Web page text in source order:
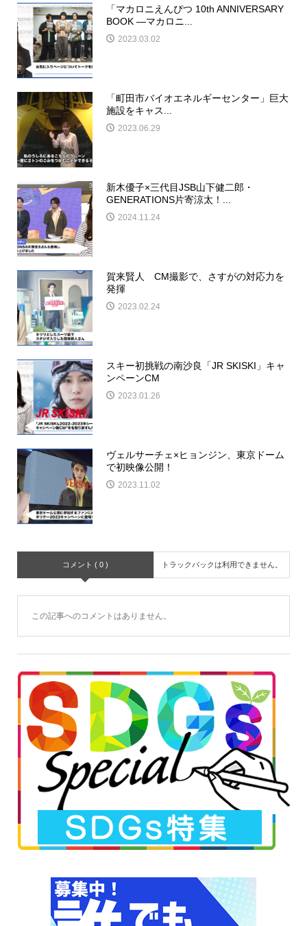
「マカロニえんぴつ 10th ANNIVERSARY
BOOK —マカロニ...
2023.03.02
「町田市バイオエネルギーセンター」巨大
施設をキャス...
2023.06.29
新木優子×三代目JSB山下健二郎・
GENERATIONS片寄涼太！...
2024.11.24
賀来賢人 CM撮影で、さすがの対応力を
発揮
2023.02.24
スキー初挑戦の南沙良「JR SKISKI」キャ
ンペーンCM
2023.01.26
ヴェルサーチェ×ヒョンジン、東京ドーム
で初映像公開！
2023.11.02
コメント ( 0 ) トラックバックは利用できません。
この記事へのコメントはありません。